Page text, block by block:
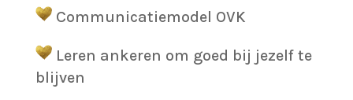
Communicatiemodel OVK
Leren ankeren om goed bij jezelf te
blijven